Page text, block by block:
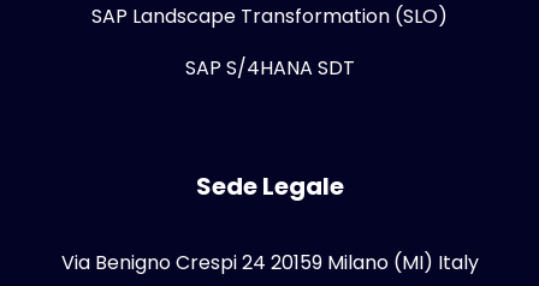
SAP Landscape Transformation (SLO)
SAP S/4HANA SDT
Sede Legale
Via Benigno Crespi 24 20159 Milano (MI) Italy